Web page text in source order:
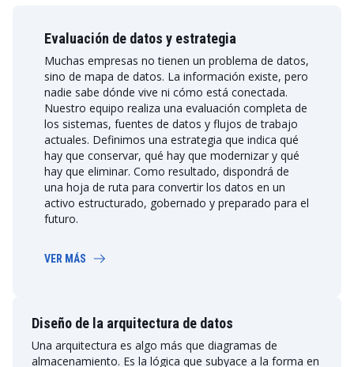
Evaluación de datos y estrategia
Muchas empresas no tienen un problema de datos,
sino de mapa de datos. La información existe, pero
nadie sabe dónde vive ni cómo está conectada.
Nuestro equipo realiza una evaluación completa de
los sistemas, fuentes de datos y flujos de trabajo
actuales. Definimos una estrategia que indica qué
hay que conservar, qué hay que modernizar y qué
hay que eliminar. Como resultado, dispondrá de
una hoja de ruta para convertir los datos en un
activo estructurado, gobernado y preparado para el
futuro.
VER MÁS
Diseño de la arquitectura de datos
Una arquitectura es algo más que diagramas de
almacenamiento. Es la lógica que subyace a la forma en